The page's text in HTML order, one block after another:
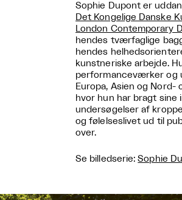
Sophie Dupont er
Det Kongelige Danske
London Contemporary
hendes tværfaglige
hendes
kunstneriske arbejde.
performanceværker og
Europa, Asien og Nord-
hvor hun har bragt sine
undersøgelser af
og følelseslivet ud til
over.
Se billedserie:Sophie